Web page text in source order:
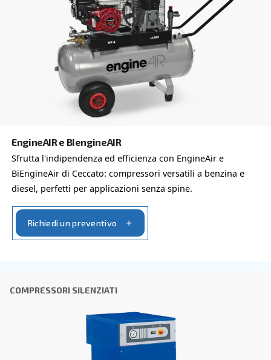
Friendly Captcha ⇗
Altre opzioni di compressori
Approfondisci tutte le diverse configurazioni e potenze
COMPRESSORI PER IL FAI-DA-TE